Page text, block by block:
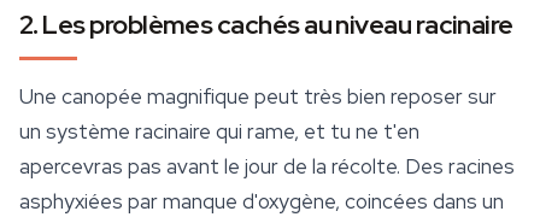
2. Les problèmes cachés au niveau racinaire
Une canopée magnifique peut très bien reposer sur
un système racinaire qui rame, et tu ne t'en
apercevras pas avant le jour de la récolte. Des racines
asphyxiées par manque d'oxygène, coincées dans un